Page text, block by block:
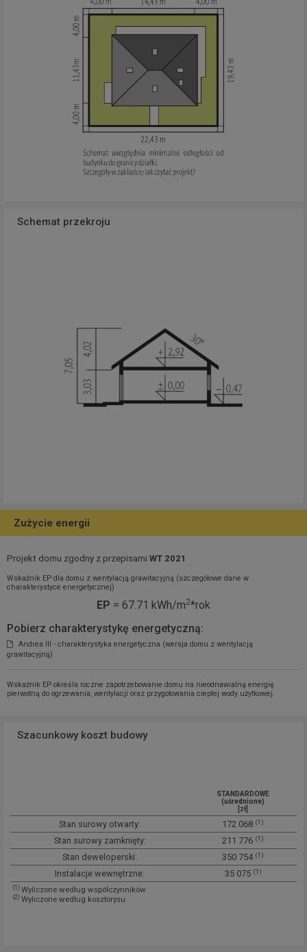
Schemat przekroju
Zużycie energii
Projekt domu zgodny z przepisami WT 2021
Wskaźnik EP dla domu z wentylacją grawitacyjną (szczegółowe dane w
charakterystyce energetycznej)
EP = 67.71 kWh/m2*rok
Pobierz charakterystykę energetyczną:
Andrea III - charakterystyka energetyczna (wersja domu z wentylacją
grawitacyjną)
Wskaźnik EP określa roczne zapotrzebowanie domu na nieodnawialną energię
pierwotną do ogrzewania, wentylacji oraz przygotowania ciepłej wody użytkowej.
Szacunkowy koszt budowy
STANDARDOWE
(uśrednione)
[zł]
Stan surowy otwarty: 172 068 (1)
Stan surowy zamknięty: 211 776 (1)
Stan deweloperski: 350 754 (1)
Instalacje wewnętrzne: 35 075 (1)
(1) Wyliczone według współczynników
(2) Wyliczone według kosztorysu